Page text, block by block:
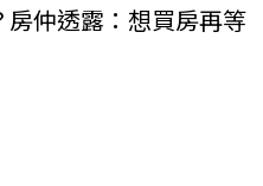
仲透露：想買房再等